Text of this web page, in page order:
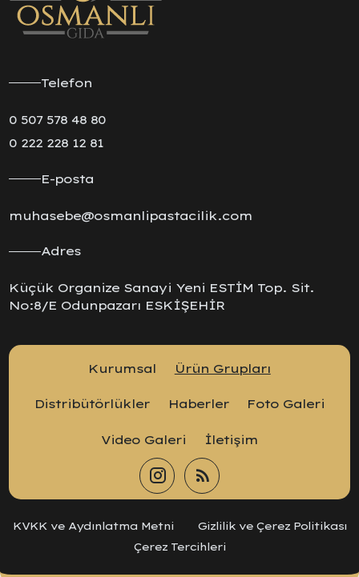
Telefon
0 507 578 48 80
0 222 228 12 81
E-posta
muhasebe@osmanlipastacilik.com
Adres
Küçük Organize Sanayi Yeni ESTİM Top. Sit.
No:8/E Odunpazarı ESKİŞEHİR
Kurumsal Ürün Grupları
Distribütörlükler Haberler Foto Galeri
Video Galeri İletişim
KVKK ve Aydınlatma Metni
Gizlilik ve Çerez Politikası
Çerez Tercihleri